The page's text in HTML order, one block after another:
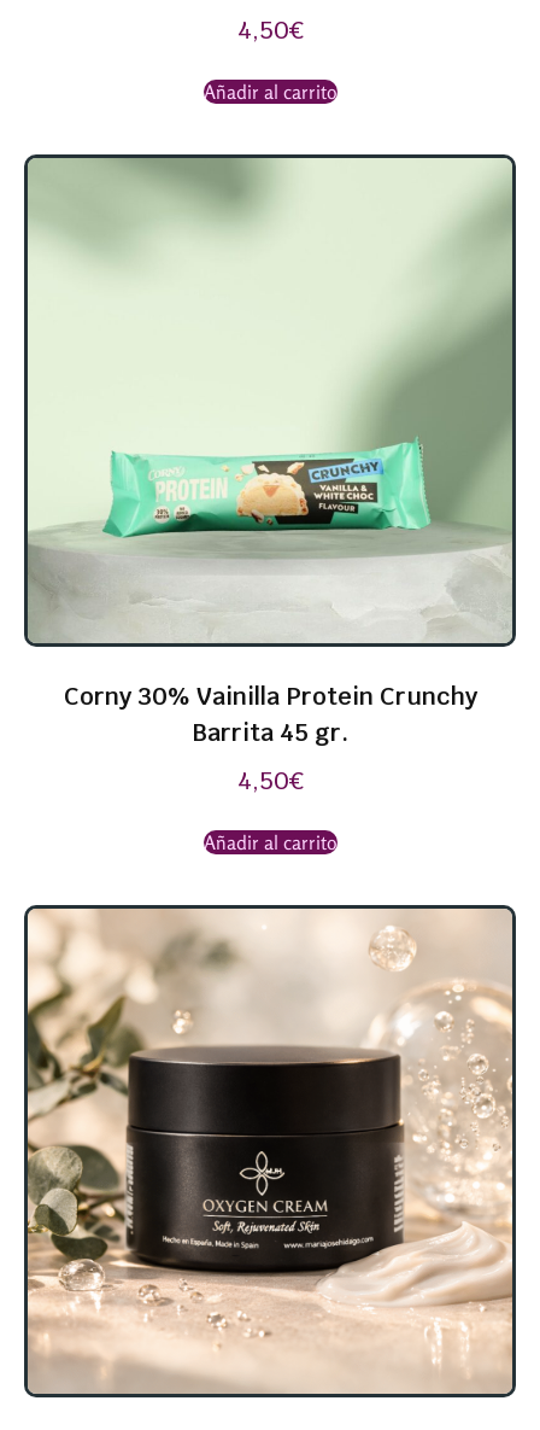
4,50€
Añadir al carrito
Corny 30% Vainilla Protein Crunchy
Barrita 45 gr.
4,50€
Añadir al carrito